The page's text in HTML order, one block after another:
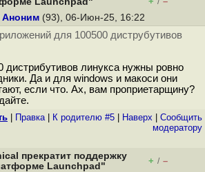
Аноним (93), 06-Июн-25, 16:22
для 100500 диструбутивов
дистрибутивов линукса нужны ровно
Да и для windows и макоси они
если что. Ах, вам проприетарщину?
Правка| К родителю #5 Наверх
Cообщить
модератору
прекратит поддержку
Launchpad"
+ / –